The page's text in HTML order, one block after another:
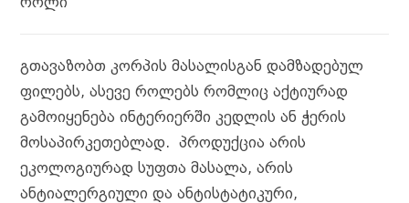
გთავაზობთ კორპის მასალისგან დამზადებულ
ფილებს, ასევე როლებს რომლიც აქტიურად
გამოიყენება ინტერიერში კედლის ან ჭერის
მოსაპირკეთებლად. პროდუქცია არის
ეკოლოგიურად სუფთა მასალა, არის
ანტიალერგიული და ანტისტატიკური,